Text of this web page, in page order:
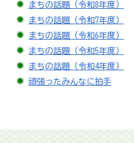
まちの話題（令和8年度）
まちの話題（令和7年度）
まちの話題（令和6年度）
まちの話題（令和5年度）
まちの話題（令和4年度）
頑張ったみんなに拍手